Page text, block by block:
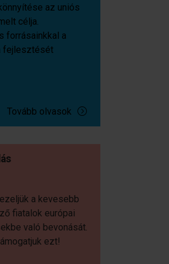
az uniós
célja.
forrásainkkal a
fejlesztését
Tovább olvasok
a kevesebb
fiatalok európai
való bevonását.
ezt!